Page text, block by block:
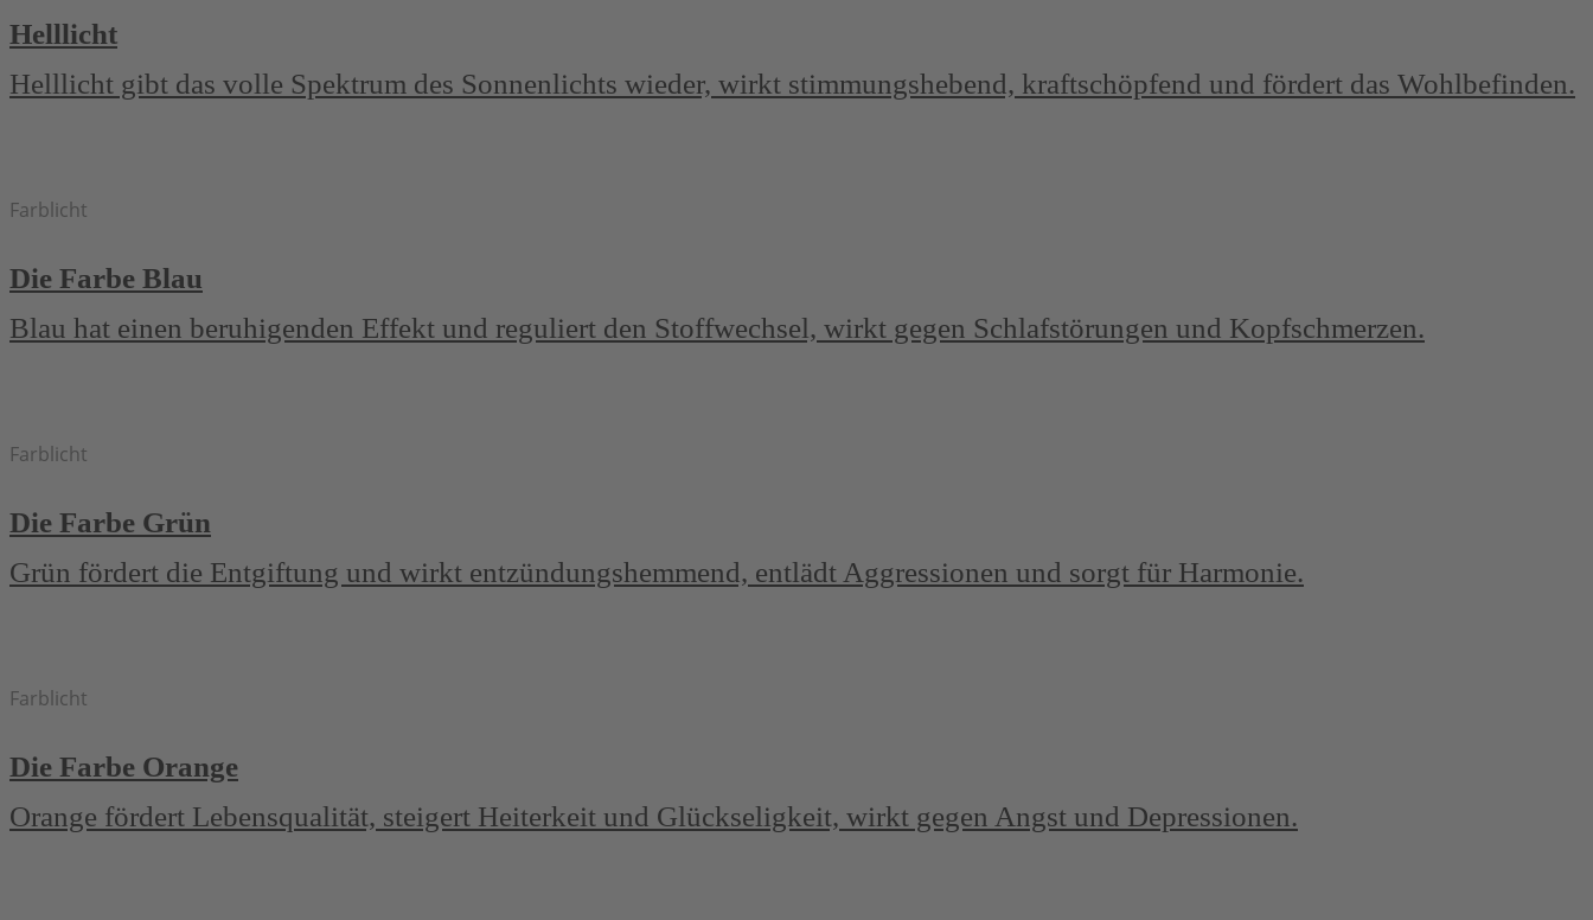
Helllicht
Helllicht gibt das volle Spektrum des Sonnenlichts wieder, wirkt stimmungshebend, kraftschöpfend und fördert das Wohlbefinden.
Farblicht
Die Farbe Blau
Blau hat einen beruhigenden Effekt und reguliert den Stoffwechsel, wirkt gegen Schlafstörungen und Kopfschmerzen.
Farblicht
Die Farbe Grün
Grün fördert die Entgiftung und wirkt entzündungshemmend, entlädt Aggressionen und sorgt für Harmonie.
Farblicht
Die Farbe Orange
Orange fördert Lebensqualität, steigert Heiterkeit und Glückseligkeit, wirkt gegen Angst und Depressionen.